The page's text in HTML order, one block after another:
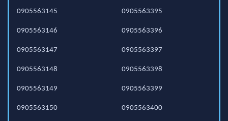
0905563145
0905563146
0905563147
0905563148
0905563149
0905563150
0905563395
0905563396
0905563397
0905563398
0905563399
0905563400